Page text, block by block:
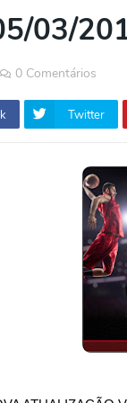
03/
0 Comentários
Twitter